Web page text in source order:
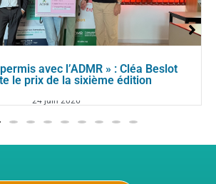
ADMR de Maine-et-Loire : La célébration
d’engagement au service du